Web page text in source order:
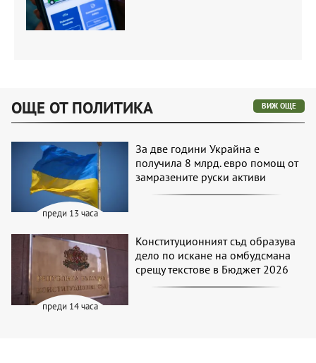
ОЩЕ ОТ ПОЛИТИКА ВИЖ ОЩЕ
преди 13 часа
За две години Украйна е
получила 8 млрд. евро помощ от
замразените руски активи
преди 14 часа
Конституционният съд образува
дело по искане на омбудсмана
срещу текстове в Бюджет 2026